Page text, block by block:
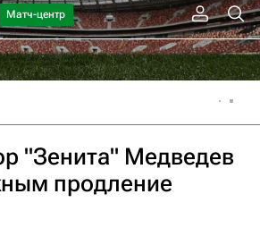
Матч-центр
"Зенита" Медведев
продление